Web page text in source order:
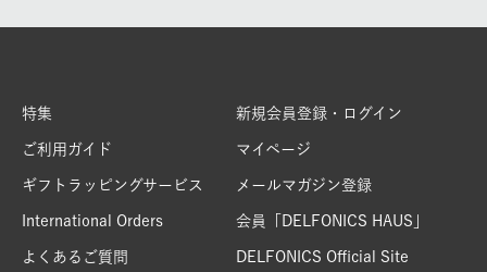
特集
ご利用ガイド
ギフトラッピングサービス
International Orders
よくあるご質問
新規会員登録・ログイン
マイページ
メールマガジン登録
会員「DELFONICS HAUS」
DELFONICS Official Site